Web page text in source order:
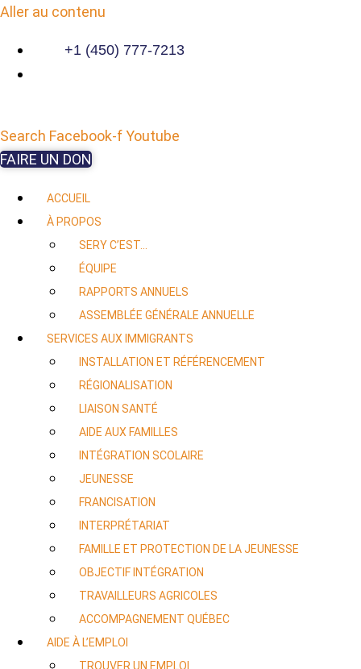
Aller au contenu
+1 (450) 777-7213
Search Facebook-fYoutube
FAIRE UN DON
ACCUEIL
À PROPOS
SERY C’EST…
ÉQUIPE
RAPPORTS ANNUELS
ASSEMBLÉE GÉNÉRALE ANNUELLE
SERVICES AUX IMMIGRANTS
INSTALLATION ET RÉFÉRENCEMENT
RÉGIONALISATION
LIAISON SANTÉ
AIDE AUX FAMILLES
INTÉGRATION SCOLAIRE
JEUNESSE
FRANCISATION
INTERPRÉTARIAT
FAMILLE ET PROTECTION DE LA JEUNESSE
OBJECTIF INTÉGRATION
TRAVAILLEURS AGRICOLES
ACCOMPAGNEMENT QUÉBEC
AIDE À L’EMPLOI
TROUVER UN EMPLOI